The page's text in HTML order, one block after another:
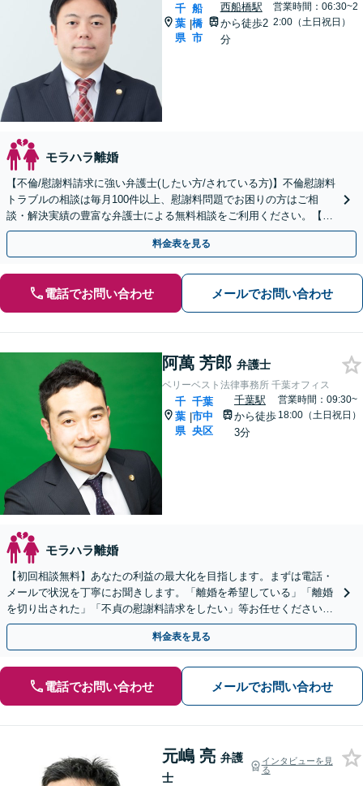
千
葉
県
|
船
橋
市
西船橋駅
から徒歩2
分
営業時間：06:30~2
2:00（土日祝日）
モラハラ離婚
【不倫/慰謝料請求に強い弁護士(したい方/されている方)】不倫慰謝料
トラブルの相談は毎月100件以上、慰謝料問題でお困りの方はご相
談・解決実績の豊富な弁護士による無料相談をご利用ください。【不
倫相談は初回0円】 【千葉県全域対応】
料金表を見る
電話でお問い合わせ メールでお問い合わせ
阿萬 芳郎 弁護士
ベリーベスト法律事務所 千葉オフィス
千
葉
県
|
千葉
市中
央区
千葉駅
から徒歩
3分
営業時間：09:30~
18:00（土日祝日）
モラハラ離婚
【初回相談無料】あなたの利益の最大化を目指します。まずは電話・
メールで状況を丁寧にお聞きします。「離婚を希望している」「離婚
を切り出された」「不貞の慰謝料請求をしたい」等お任せください。
【リーズナブルな料金設定】
料金表を見る
電話でお問い合わせ メールでお問い合わせ
元嶋 亮 弁護
士
インタビューを見
る